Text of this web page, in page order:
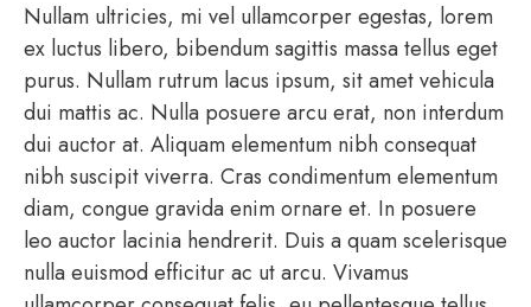
Nullam ultricies, mi vel ullamcorper egestas, lorem
ex luctus libero, bibendum sagittis massa tellus eget
purus. Nullam rutrum lacus ipsum, sit amet vehicula
dui mattis ac. Nulla posuere arcu erat, non interdum
dui auctor at. Aliquam elementum nibh consequat
nibh suscipit viverra. Cras condimentum elementum
diam, congue gravida enim ornare et. In posuere
leo auctor lacinia hendrerit. Duis a quam scelerisque
nulla euismod efficitur ac ut arcu. Vivamus